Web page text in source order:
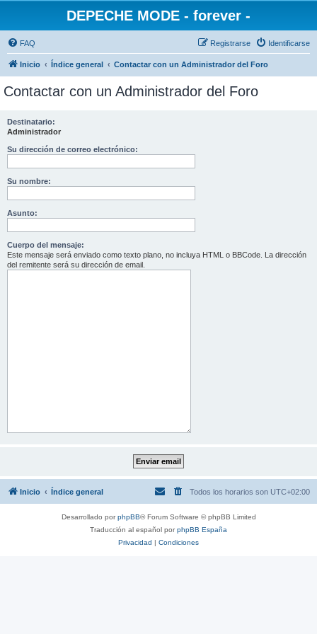
DEPECHE MODE - forever -
FAQ Identificarse
Registrarse
Inicio Índice general Contactar con un Administrador del Foro
Contactar con un Administrador del Foro
Destinatario:
Administrador
Su dirección de correo electrónico:
Su nombre:
Asunto:
Cuerpo del mensaje:
Este mensaje será enviado como texto plano, no incluya HTML o BBCode. La dirección
del remitente será su dirección de email.
Inicio Índice general Todos los horarios son UTC+02:00
Desarrollado porphpBB® Forum Software © phpBB Limited
Traducción al español porphpBB España
Privacidad | Condiciones